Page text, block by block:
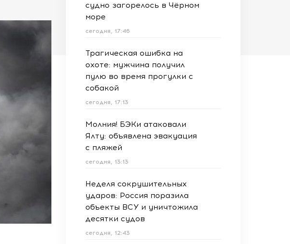
судно загорелось в Чёрном
море
сегодня, 17:46
Трагическая ошибка на
охоте: мужчина получил
пулю во время прогулки с
собакой
сегодня, 17:13
Молния! БЭКи атаковали
Ялту: объявлена эвакуация
с пляжей
сегодня, 13:13
Неделя сокрушительных
ударов: Россия поразила
объекты ВСУ и уничтожила
десятки судов
сегодня, 12:43